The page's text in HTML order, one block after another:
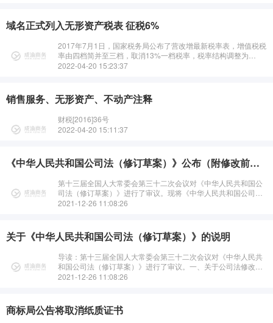
域名正式列入无形资产税表 征税6%
2017年7月1日，国家税务局公布了营改增最新税率表，增值税税
率由四档简并至三档，取消13%一档税率，税率结构调整为
17%、11%、6%三档。在大···
2022-04-20 15:23:37
销售服务、无形资产、不动产注释
财税[2016]36号
2022-04-20 15:11:37
《中华人民共和国公司法（修订草案）》公布（附修改前后对照表）
第十三届全国人大常委会第三十二次会议对《中华人民共和国公
司法（修订草案）》进行了审议。现将《中华人民共和国公司法
（修订草案）》予以公布，社会公众可以直接登录中国人大网
2021-12-26 11:08:26
关于《中华人民共和国公司法（修订草案）》的说明
导读：第十三届全国人大常委会第三十二次会议对《中华人民共
和国公司法（修订草案）》进行了审议。一、关于公司法修改的
必要性公司是最重要的市场主体，公司···
2021-12-26 11:08:26
商标局公告将取消纸质证书